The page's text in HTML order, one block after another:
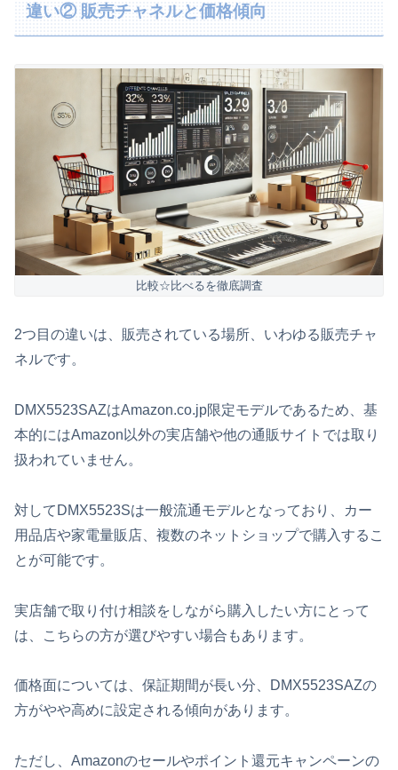
違い② 販売チャネルと価格傾向
比較☆比べるを徹底調査
2つ目の違いは、販売されている場所、いわゆる販売チャ
ネルです。
DMX5523SAZはAmazon.co.jp限定モデルであるため、基
本的にはAmazon以外の実店舗や他の通販サイトでは取り
扱われていません。
対してDMX5523Sは一般流通モデルとなっており、カー
用品店や家電量販店、複数のネットショップで購入するこ
とが可能です。
実店舗で取り付け相談をしながら購入したい方にとって
は、こちらの方が選びやすい場合もあります。
価格面については、保証期間が長い分、DMX5523SAZの
方がやや高めに設定される傾向があります。
ただし、Amazonのセールやポイント還元キャンペーンの